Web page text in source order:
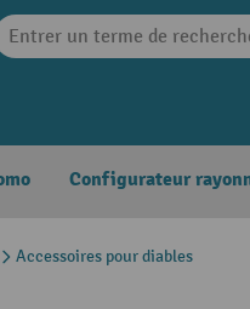
Configurateur
Accessoires pour diables